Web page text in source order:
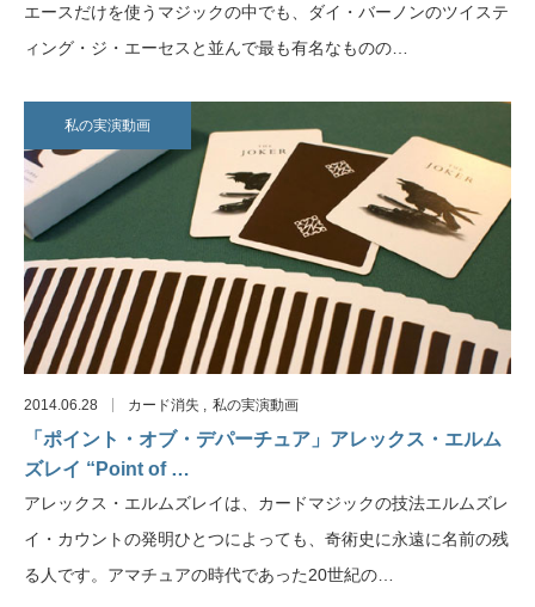
エースだけを使うマジックの中でも、ダイ・バーノンのツイステ
ィング・ジ・エーセスと並んで最も有名なものの…
私の実演動画
2014.06.28 カード消失 私の実演動画
「ポイント・オブ・デパーチュア」アレックス・エルム
ズレイ “Point of …
アレックス・エルムズレイは、カードマジックの技法エルムズレ
イ・カウントの発明ひとつによっても、奇術史に永遠に名前の残
る人です。アマチュアの時代であった20世紀の…